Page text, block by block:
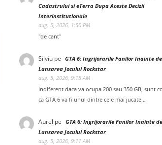
Cadastrului si eTerra Dupa Aceste Decizii
Interinstitutionale
aug. 5, 2026, 1:50 PM
"de cant"
Silviu pe GTA 6: Ingrijorarile Fanilor Inainte de
Lansarea Jocului Rockstar
aug. 5, 2026, 9:15 AM
Indiferent daca va ocupa 200 sau 350 GB, sunt
ca GTA 6 va fi unul dintre cele mai jucate…
Aurel pe GTA 6: Ingrijorarile Fanilor Inainte de
Lansarea Jocului Rockstar
aug. 5, 2026, 9:11 AM